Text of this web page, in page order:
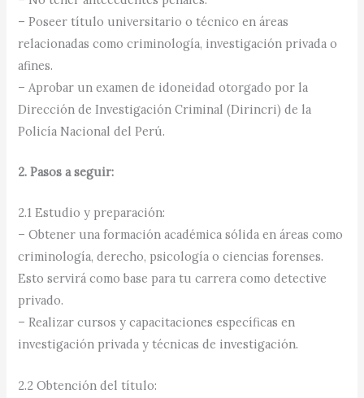
– Poseer título universitario o técnico en áreas
relacionadas como criminología, investigación privada o
afines.
– Aprobar un examen de idoneidad otorgado por la
Dirección de Investigación Criminal (Dirincri) de la
Policía Nacional del Perú.
2. Pasos a seguir:
2.1 Estudio y preparación:
– Obtener una formación académica sólida en áreas como
criminología, derecho, psicología o ciencias forenses.
Esto servirá como base para tu carrera como detective
privado.
– Realizar cursos y capacitaciones específicas en
investigación privada y técnicas de investigación.
2.2 Obtención del título: